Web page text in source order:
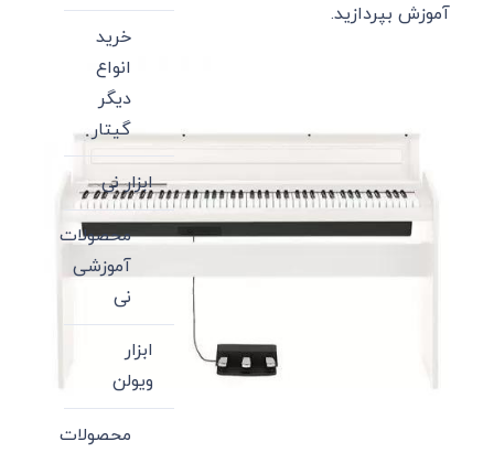
آموزش بپردازید.
خرید
انواع
دیگر
گیتار
ابزار نی
محصولات
آموزشی
نی
ابزار
ویولن
محصولات